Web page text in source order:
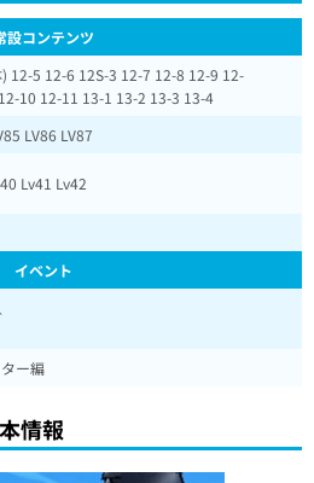
設コンテンツ
12-5 12-6 12S-3 12-7 12-8 12-9 12-
10 12-11 13-1 13-2 13-3 13-4
LV86 LV87
Lv41 Lv42
イベント
ー編
情報